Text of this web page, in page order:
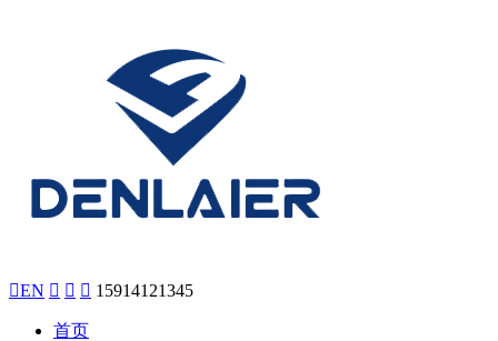
EN    15914121345
首页